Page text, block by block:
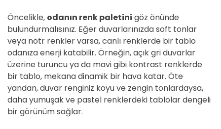
Öncelikle, odanın renk paletini göz önünde
bulundurmalısınız. Eğer duvarlarınızda soft tonlar
veya nötr renkler varsa, canlı renklerde bir tablo
odanıza enerji katabilir. Örneğin, açık gri duvarlar
üzerine turuncu ya da mavi gibi kontrast renklerde
bir tablo, mekana dinamik bir hava katar. Öte
yandan, duvar renginiz koyu ve zengin tonlardaysa,
daha yumuşak ve pastel renklerdeki tablolar dengeli
bir görünüm sağlar.